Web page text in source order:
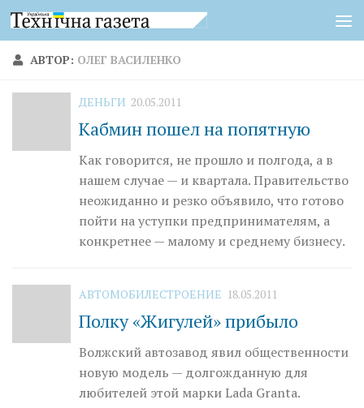
Перейти к содержимому
АВТОР: ОЛЕГ ВАСИЛЕНКО
ДЕНЬГИ 20.05.2011
Кабмин пошел на попятную
Как говорится, не прошло и полгода, а в
нашем случае — и квартала. Правительство
неожиданно и резко объявило, что готово
пойти на уступки предпринимателям, а
конкретнее — малому и среднему бизнесу.
АВТОМОБИЛЕСТРОЕНИЕ 18.05.2011
Полку «Жигулей» прибыло
Волжский автозавод явил общественности
новую модель — долгожданную для
любителей этой марки Lada Granta.